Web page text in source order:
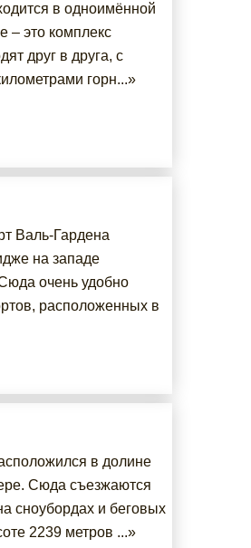
в одноимённой
– это комплекс
друг в друга, с
горн...»
Валь-Гардена
на западе
очень удобно
расположенных в
в долине
Сюда съезжаются
сноубордах и беговых
2239 метров ...»